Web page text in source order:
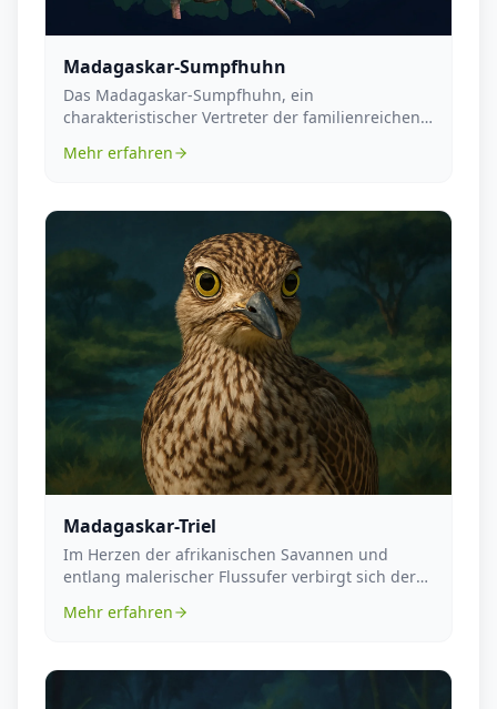
Madagaskar-Sumpfhuhn
Das Madagaskar-Sumpfhuhn, ein
charakteristischer Vertreter der familienreichen
Mehr erfahren
Madagaskar-Triel
Im Herzen der afrikanischen Savannen und
entlang malerischer Flussufer verbirgt sich der
Mehr erfahren